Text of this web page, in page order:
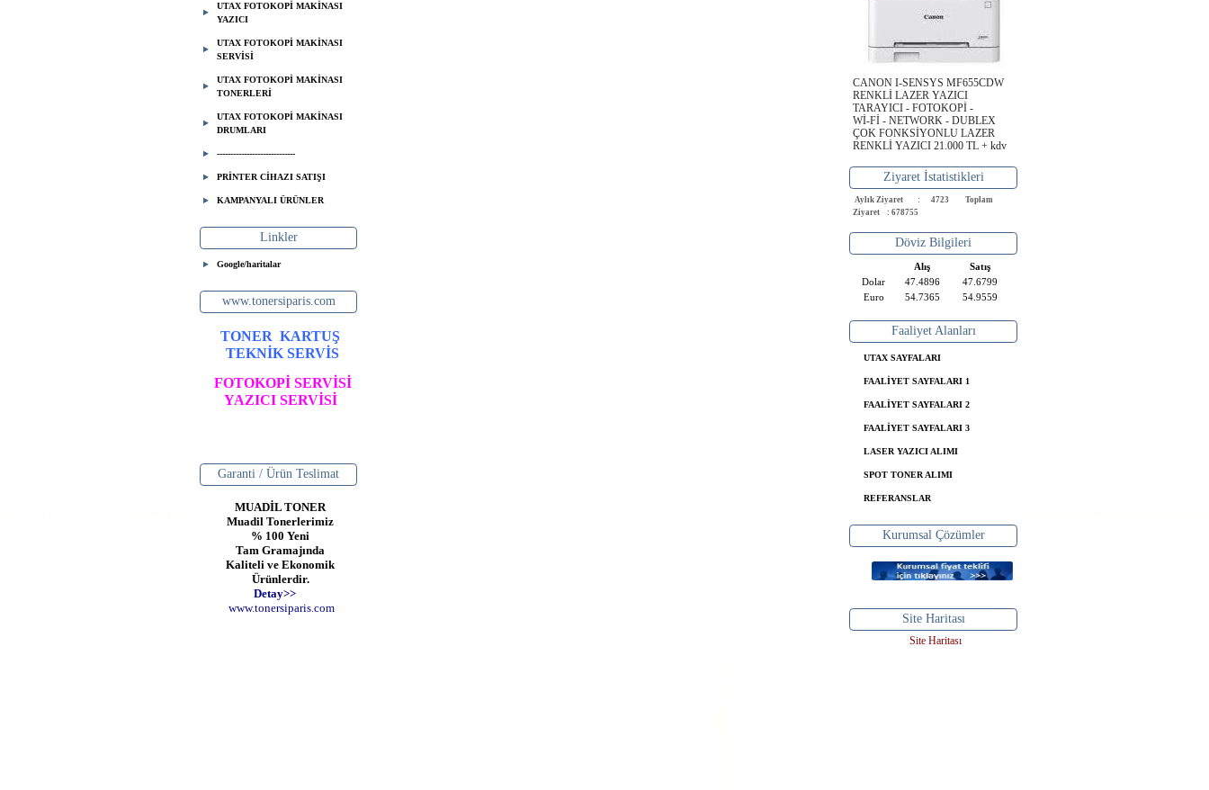
UTAX FOTOKOPİ MAKİNASI
YAZICI
UTAX FOTOKOPİ MAKİNASI
SERVİSİ
UTAX FOTOKOPİ MAKİNASI
TONERLERİ
UTAX FOTOKOPİ MAKİNASI
DRUMLARI
-----------------------------
PRİNTER CİHAZI SATIŞI
KAMPANYALI ÜRÜNLER
Linkler
Google/haritalar
www.tonersiparis.com
TONER KARTUŞ
TEKNİK SERVİS
FOTOKOPİ SERVİSİ
YAZICI SERVİSİ
Garanti / Ürün Teslimat
MUADİL TONER
Muadil Tonerlerimiz
% 100 Yeni
Tam Gramajında
Kaliteli ve Ekonomik
Ürünlerdir.
Detay>>
www.tonersiparis.com
CANON I-SENSYS MF655CDW
RENKLİ LAZER YAZICI
TARAYICI - FOTOKOPİ -
Wİ-Fİ - NETWORK - DUBLEX
ÇOK FONKSİYONLU LAZER
RENKLİ YAZICI 21.000 TL + kdv
Ziyaret İstatistikleri
Aylık Ziyaret : 4723
Toplam
Ziyaret : 678755
Döviz Bilgileri
Alış
Satış
Dolar
47.4896
47.6799
Euro
54.7365 54.9559
Faaliyet Alanları
UTAX SAYFALARI
FAALİYET SAYFALARI 1
FAALİYET SAYFALARI 2
FAALİYET SAYFALARI 3
LASER YAZICI ALIMI
SPOT TONER ALIMI
REFERANSLAR
Kurumsal Çözümler
Site Haritası
Site Haritası